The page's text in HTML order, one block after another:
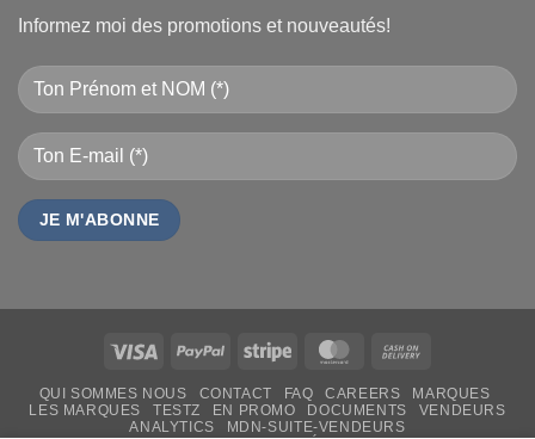
Informez moi des promotions et nouveautés!
Visa PayPal Stripe MasterCard
Delivery
QUI SOMMES NOUS CONTACT FAQ CAREERS
MARQUES
LES MARQUES
TESTZ EN PROMO DOCUMENTS
VENDEURS
ANALYTICS
MDN-SUITE-VENDEURS